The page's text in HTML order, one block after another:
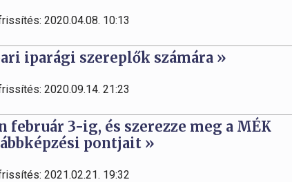
2020.04.08. 10:13
iparági szereplők számára »
2020.09.14. 21:23
február 3-ig, és szerezze meg a MÉK
pontjait »
2021.02.21. 19:32